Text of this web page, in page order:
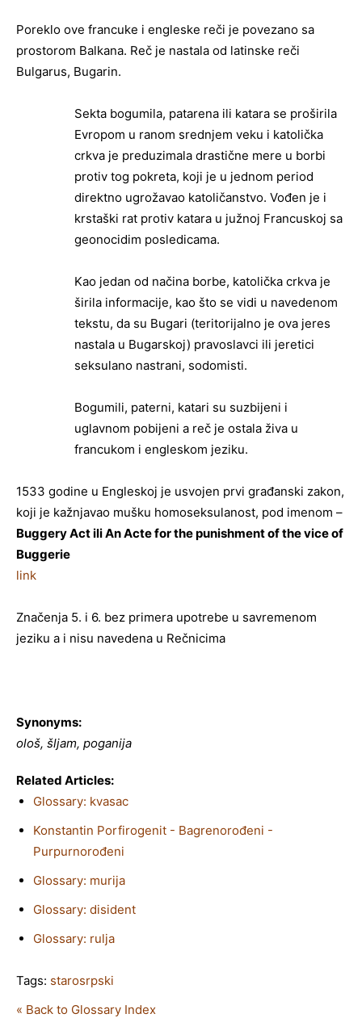
Poreklo ove francuke i engleske reči je povezano sa
prostorom Balkana. Reč je nastala od latinske reči
Bulgarus, Bugarin.
Sekta bogumila, patarena ili katara se proširila
Evropom u ranom srednjem veku i katolička
crkva je preduzimala drastične mere u borbi
protiv tog pokreta, koji je u jednom period
direktno ugrožavao katoličanstvo. Vođen je i
krstaški rat protiv katara u južnoj Francuskoj sa
geonocidim posledicama.
Kao jedan od načina borbe, katolička crkva je
širila informacije, kao što se vidi u navedenom
tekstu, da su Bugari (teritorijalno je ova jeres
nastala u Bugarskoj) pravoslavci ili jeretici
seksulano nastrani, sodomisti.
Bogumili, paterni, katari su suzbijeni i
uglavnom pobijeni a reč je ostala živa u
francukom i engleskom jeziku.
1533 godine u Engleskoj je usvojen prvi građanski zakon,
koji je kažnjavao mušku homoseksulanost, pod imenom –
Buggery Act ili An Acte for the punishment of the vice of
Buggerie
link
Značenja 5. i 6. bez primera upotrebe u savremenom
jeziku a i nisu navedena u Rečnicima
Synonyms:
ološ, šljam, poganija
Related Articles:
Glossary: kvasac
Konstantin Porfirogenit - Bagrenorođeni -
Purpurnorođeni
Glossary: murija
Glossary: disident
Glossary: rulja
Tags: starosrpski
« Back to Glossary Index